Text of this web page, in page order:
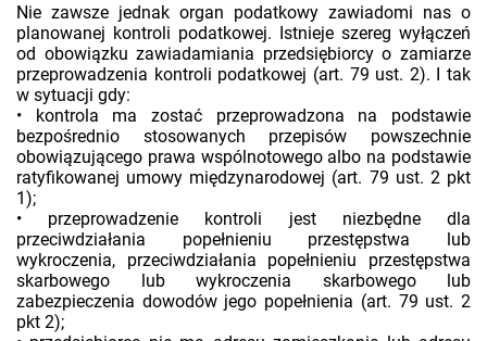
Nie zawsze jednak organ podatkowy zawiadomi nas o
planowanej kontroli podatkowej. Istnieje szereg wyłączeń
od obowiązku zawiadamiania przedsiębiorcy o zamiarze
przeprowadzenia kontroli podatkowej (art. 79 ust. 2). I tak
w sytuacji gdy:
• kontrola ma zostać przeprowadzona na podstawie
bezpośrednio stosowanych przepisów powszechnie
obowiązującego prawa wspólnotowego albo na podstawie
ratyfikowanej umowy międzynarodowej (art. 79 ust. 2 pkt
1);
• przeprowadzenie kontroli jest niezbędne dla
przeciwdziałania popełnieniu przestępstwa lub
wykroczenia, przeciwdziałania popełnieniu przestępstwa
skarbowego lub wykroczenia skarbowego lub
zabezpieczenia dowodów jego popełnienia (art. 79 ust. 2
pkt 2);